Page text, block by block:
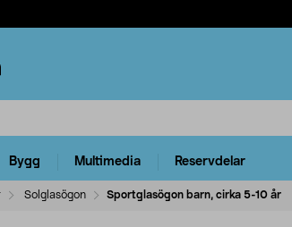
Bygg Multimedia Reservdelar
Solglasögon Sportglasögon barn, cirka 5-10 år